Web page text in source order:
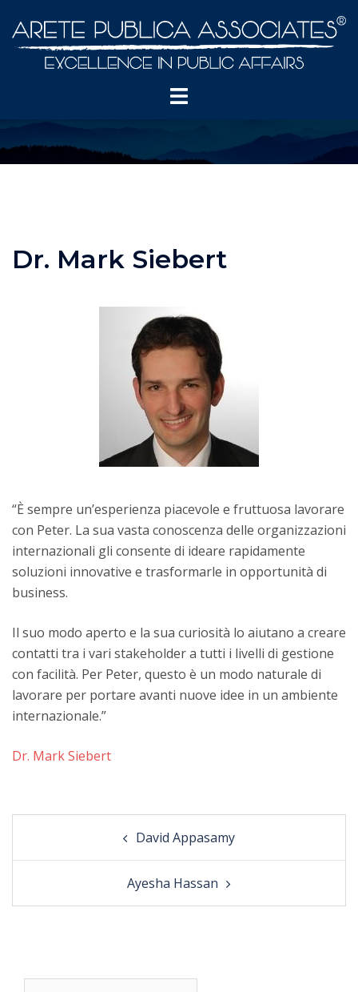
content
Toggle
Dr. Mark Siebert
“È sempre un’esperienza piacevole e fruttuosa lavorare
con Peter. La sua vasta conoscenza delle organizzazioni
internazionali gli consente di ideare rapidamente
soluzioni innovative e trasformarle in opportunità di
business.
Il suo modo aperto e la sua curiosità lo aiutano a creare
contatti tra i vari stakeholder a tutti i livelli di gestione
con facilità. Per Peter, questo è un modo naturale di
lavorare per portare avanti nuove idee in un ambiente
internazionale.”
Dr. Mark Siebert
David Appasamy
Ayesha Hassan